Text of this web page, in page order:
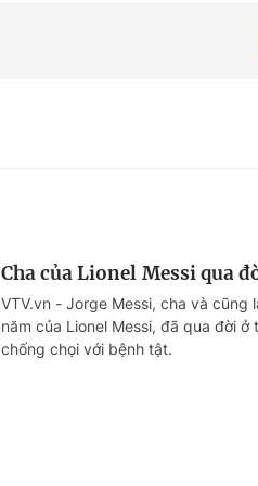
Cha của Lionel Messi qua
VTV.vn - Jorge Messi, cha và cũng
năm của Lionel Messi, đã qua đời ở
chống chọi với bệnh tật.